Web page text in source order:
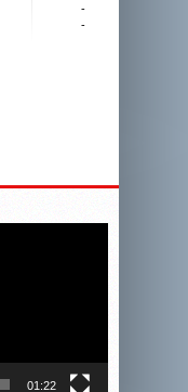
-
-
01:22